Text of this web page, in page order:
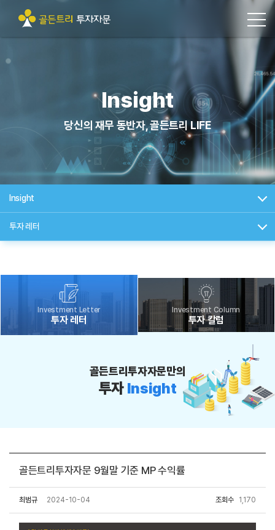
Insight
당신의 재무 동반자, 골든트리 LIFE
Insight
투자 레터
Investment Letter
투자 레터
Investment Column
투자 칼럼
골든트리투자자문만의
투자 Insight
골든트리투자자문 9월말 기준 MP 수익률
최범규 2024-10-04 조회수 1,170